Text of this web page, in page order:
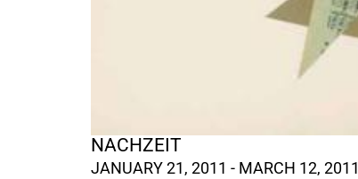
NACHZEIT
JANUARY 21, 2011 - MARCH 12, 2011